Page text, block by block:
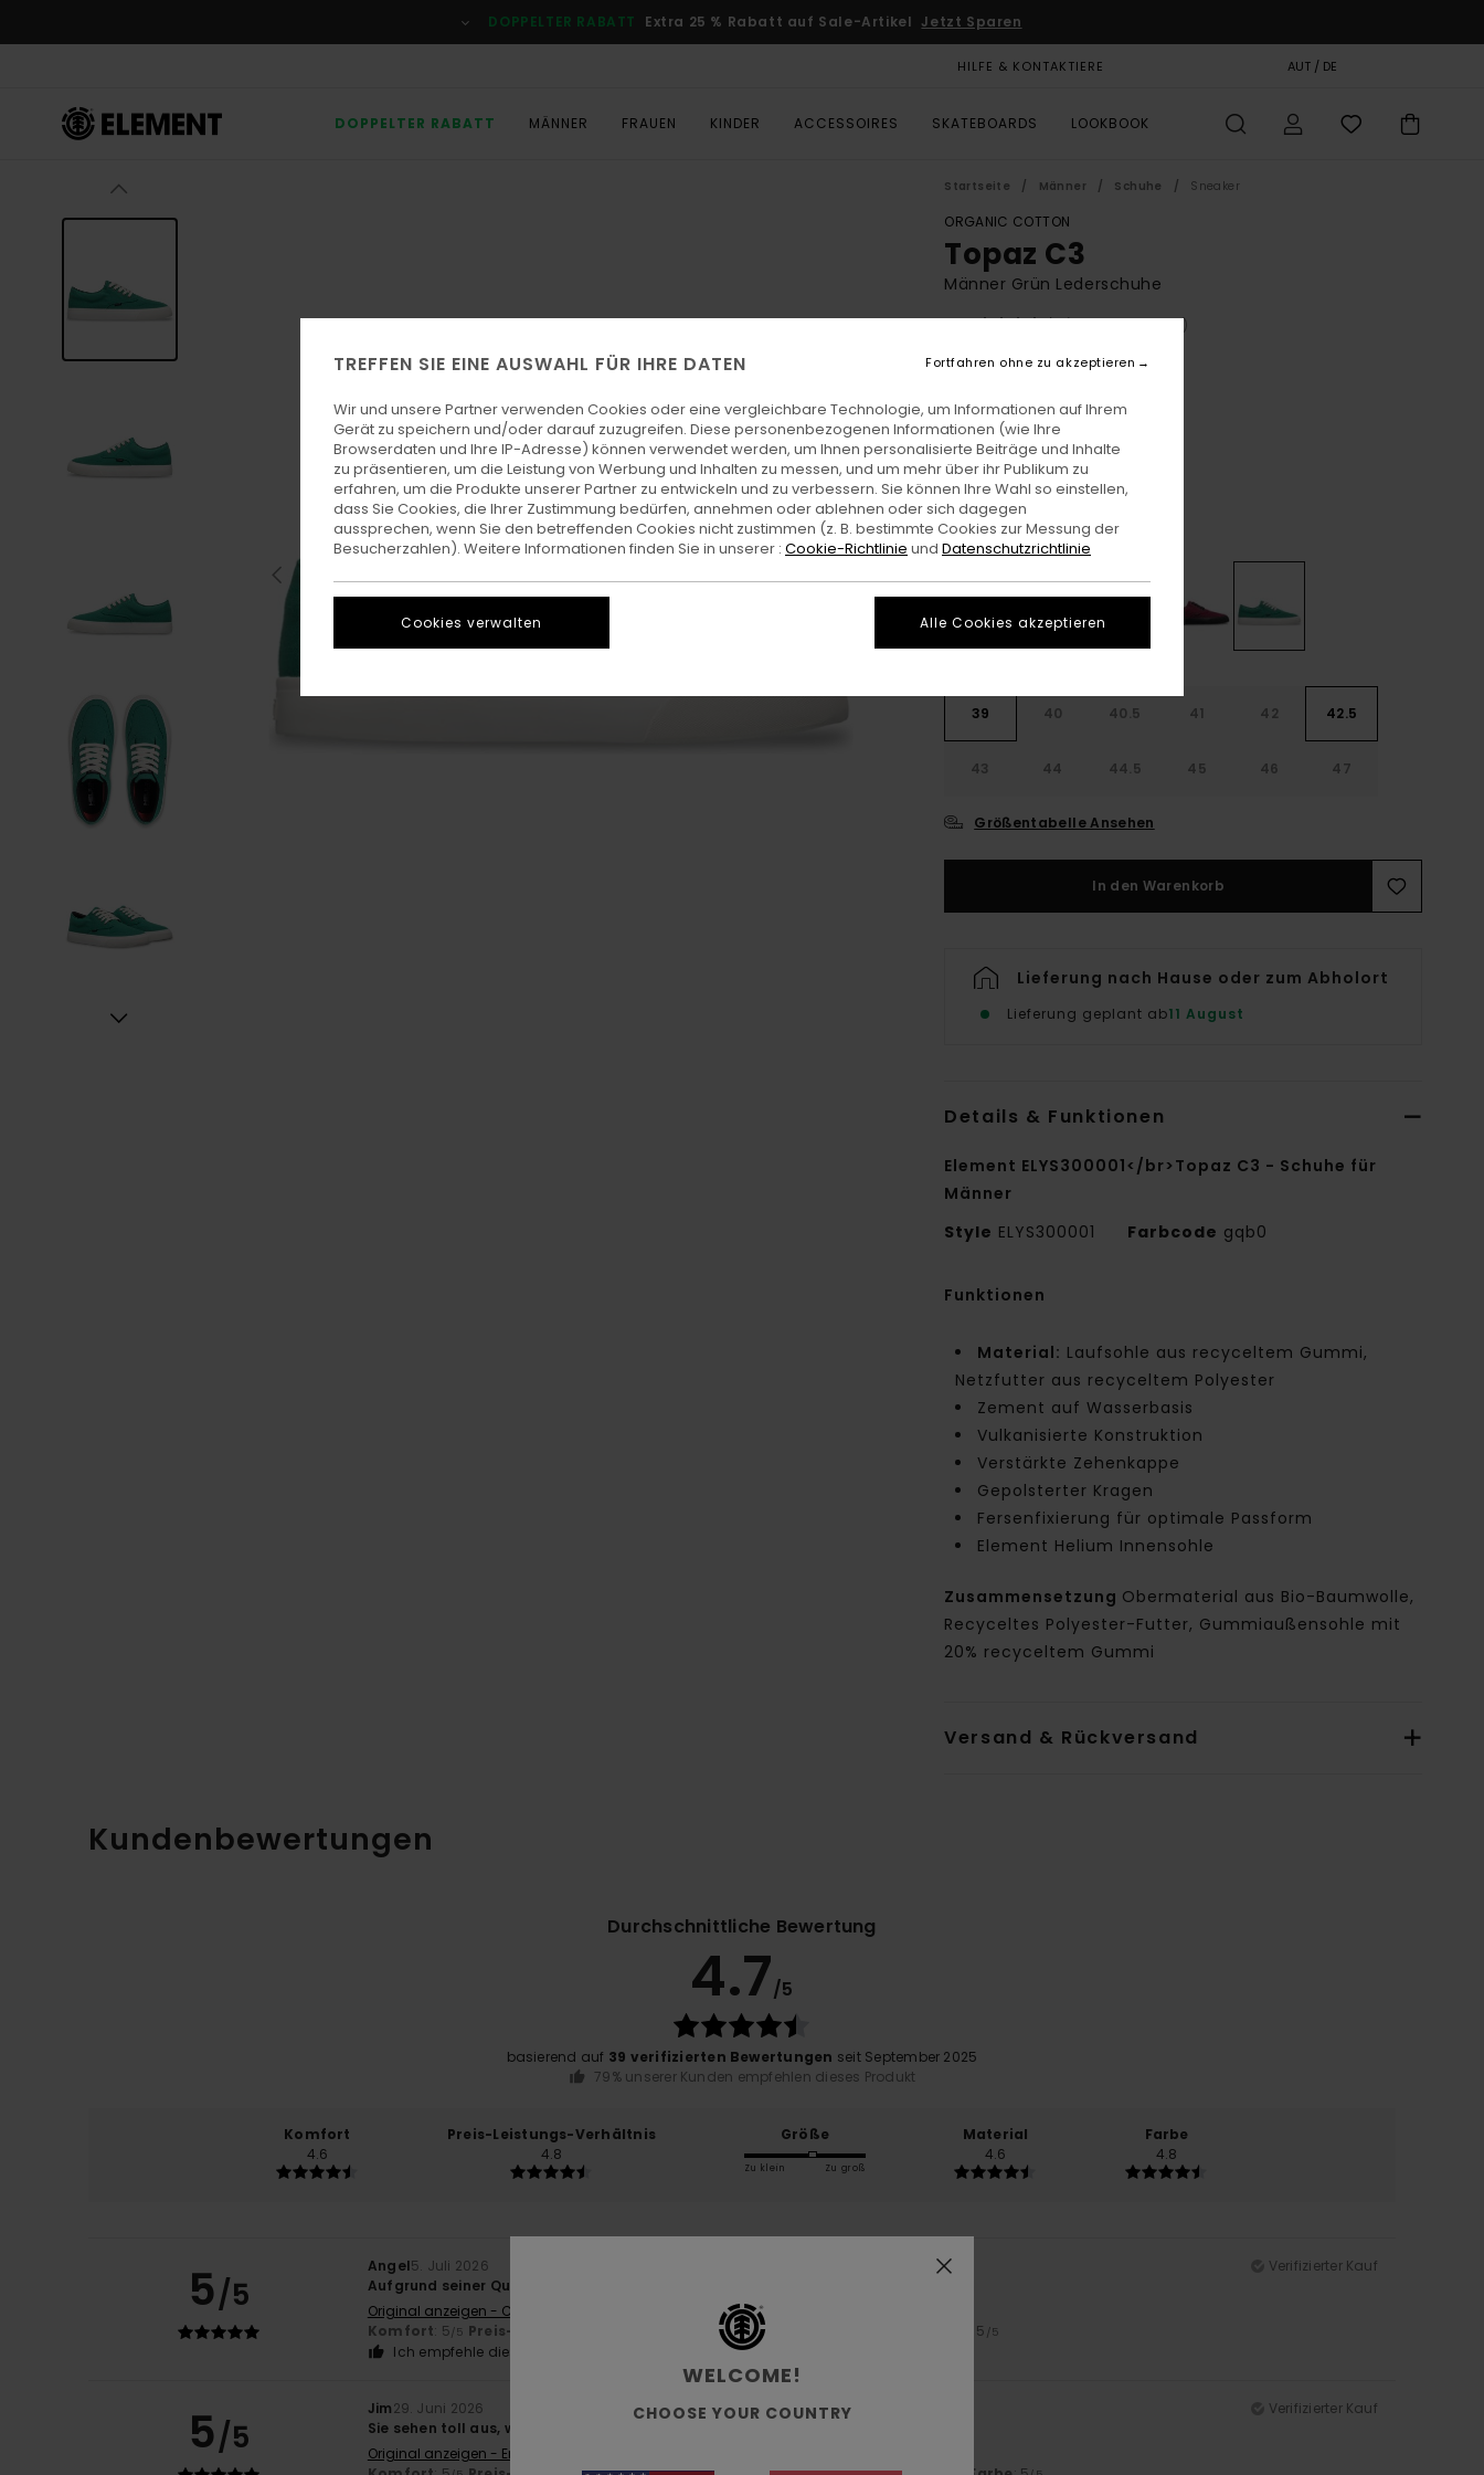
Produktinformation
DOPPELTER RABATT Extra 25 % Rabatt auf Sale-Artikel Jetzt Sparen
HILFE & KONTAKTIERE AUT / DE
DOPPELTER RABATT MÄNNER FRAUEN KINDER ACCESSOIRES SKATEBOARDS LOOKBOOK
Startseite Männer Schuhe Sneaker
ORGANIC COTTON
Topaz C3
Männer Grün Lederschuhe
4.7
(39 Bewertungen)
ECO-BONUS
€ 27,00
SALE
DOPPELTER RABATT EXTRA 25 %
Farbe Fir
39 40 40.5 41 42 42.5
43 44 44.5 45 46 47
Größentabelle Ansehen
In den Warenkorb
Lieferung nach Hause oder zum Abholort
Lieferung geplant ab11 August
Details & Funktionen
Element ELYS300001</br>Topaz C3 - Schuhe für
Männer
Style ELYS300001 Farbcode gqb0
Funktionen
Material: Laufsohle aus recyceltem Gummi,
Netzfutter aus recyceltem Polyester
Zement auf Wasserbasis
Vulkanisierte Konstruktion
Verstärkte Zehenkappe
Gepolsterter Kragen
Fersenfixierung für optimale Passform
Element Helium Innensohle
Zusammensetzung Obermaterial aus Bio-Baumwolle,
Recyceltes Polyester-Futter, Gummiaußensohle mit
20% recyceltem Gummi
Versand & Rückversand
Kundenbewertungen
Durchschnittliche Bewertung
4.7/5
basierend auf 39 verifizierten Bewertungen seit September 2025
79% unserer Kunden empfehlen dieses Produkt
Komfort
4.6
Preis-Leistungs-Verhältnis
4.8
Größe
Zu klein Zu groß
Material
4.6
Farbe
4.8
5/5
Angel5. Juli 2026
Verifizierter Kauf
Aufgrund seiner Qualität
Original anzeigen - Castellano
Komfort: 5/5 Preis-Leistungs-Verhältnis Größe: Zu groß : 5 /5
Ich empfehle dieses Produkt
5/5
Jim29. Juni 2026
Verifizierter Kauf
Sie sehen toll aus, wirken hochwertig verarbeitet und sind wirklich bequem
Original anzeigen - English
WELCOME!
CHOOSE YOUR COUNTRY
TREFFEN SIE EINE AUSWAHL FÜR IHRE DATEN
Wir und unsere Partner verwenden Cookies oder eine vergleichbare Technologie, um Informationen auf Ihrem
Gerät zu speichern und/oder darauf zuzugreifen. Diese personenbezogenen Informationen (wie Ihre
Browserdaten und Ihre IP-Adresse) können verwendet werden, um Ihnen personalisierte Beiträge und Inhalte
zu präsentieren, um die Leistung von Werbung und Inhalten zu messen, und um mehr über ihr Publikum zu
erfahren, um die Produkte unserer Partner zu entwickeln und zu verbessern. Sie können Ihre Wahl so einstellen,
dass Sie Cookies, die Ihrer Zustimmung bedürfen, annehmen oder ablehnen oder sich dagegen
aussprechen, wenn Sie den betreffenden Cookies nicht zustimmen (z. B. bestimmte Cookies zur Messung der
Besucherzahlen). Weitere Informationen finden Sie in unserer : Cookie-Richtlinie und Datenschutzrichtlinie
Cookies verwalten
Fortfahren ohne zu akzeptieren
Alle Cookies akzeptieren